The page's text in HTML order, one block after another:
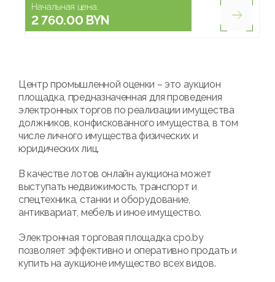
Начальная цена:
2 760.00 BYN
Центр промышленной оценки – это аукцион
площадка, предназначенная для проведения
электронных торгов по реализации имущества
должников, конфискованного имущества, в том
числе личного имущества физических и
юридических лиц.
В качестве лотов онлайн аукциона может
выступать недвижимость, транспорт и
спецтехника, станки и оборудование,
антиквариат, мебель и иное имущество.
Электронная торговая площадка cpo.by
позволяет эффективно и оперативно продать и
купить на аукционе имущество всех видов.